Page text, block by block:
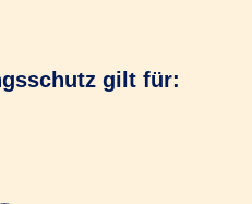
gilt für: